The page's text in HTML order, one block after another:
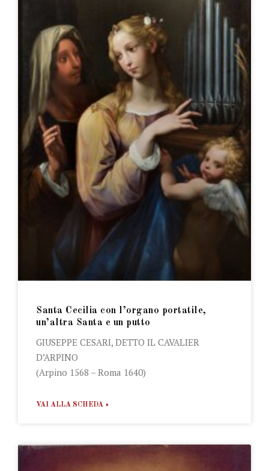
Santa Cecilia con l’organo portatile,
un’altra Santa e un putto
GIUSEPPE CESARI, DETTO IL CAVALIER
D’ARPINO
(Arpino 1568 – Roma 1640)
VAI ALLA SCHEDA »